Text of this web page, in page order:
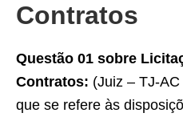
Contratos
Questão 01 sobre
Contratos: (Juiz – TJ-
que se refere às